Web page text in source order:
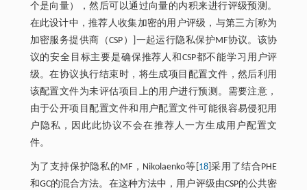
个是向量），然后可以通过向量的内积来进行评级预测。
在此设计中，推荐人收集加密的用户评级，与第三方[称为
加密服务提供商（CSP）]一起运行隐私保护MF协议。该协
议的安全目标主要是确保推荐人和CSP都不能学习用户评
级。在协议执行结束时，将生成项目配置文件，然后利用
该配置文件为未评估项目上的用户进行预测。需要注意，
由于公开项目配置文件和用户配置文件可能很容易侵犯用
户隐私，因此此协议不会在推荐人一方生成用户配置文
件。
为了支持保护隐私的MF，Nikolaenko等[ 18]采用了结合PHE
和GC的混合方法。在这种方法中，用户评级由CSP的公共密